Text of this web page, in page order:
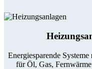
Energiesparende
für Öl, Gas,